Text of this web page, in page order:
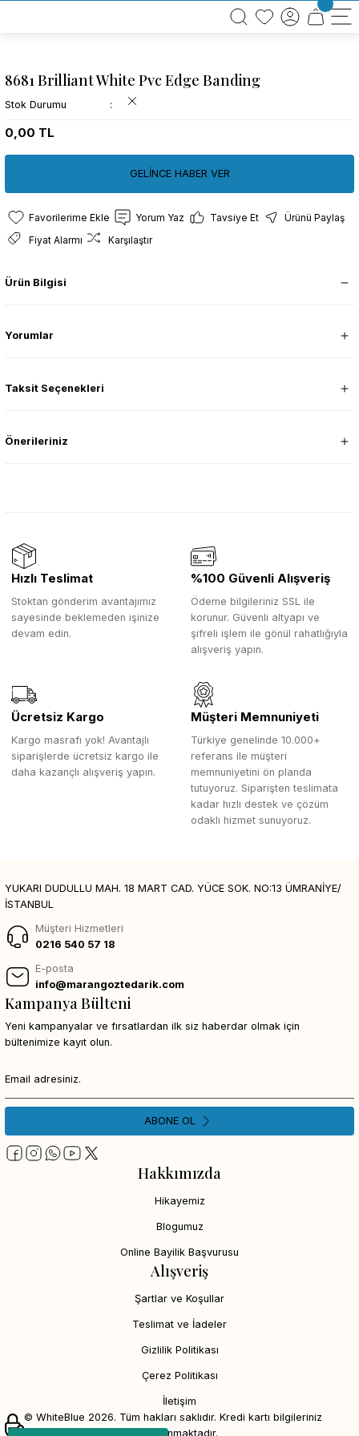
BÜTÜN ALIŞVERİŞLERİNİZDE KARGO BEDAVA!
TÜRKİYE GENELİNDE 10.000 MÜŞTERİ REFERANSI
8681 Brilliant White Pvc Edge Banding
Stok Durumu
0,00 TL
GELİNCE HABER VER
Yorum Yaz Tavsiye Et
Ürünü Paylaş
Fiyat Alarmı
Karşılaştır
Ürün Bilgisi
Yorumlar
Taksit Seçenekleri
Önerileriniz
Hızlı Teslimat
Stoktan gönderim avantajımız
sayesinde beklemeden işinize
devam edin.
%100 Güvenli Alışveriş
Ödeme bilgileriniz SSL ile
korunur. Güvenli altyapı ve
şifreli işlem ile gönül rahatlığıyla
alışveriş yapın.
Ücretsiz Kargo
Kargo masrafı yok! Avantajlı
siparişlerde ücretsiz kargo ile
daha kazançlı alışveriş yapın.
Müşteri Memnuniyeti
Türkiye genelinde 10.000+
referans ile müşteri
memnuniyetini ön planda
tutuyoruz. Siparişten teslimata
kadar hızlı destek ve çözüm
odaklı hizmet sunuyoruz.
YUKARI DUDULLU MAH. 18 MART CAD. YÜCE SOK. NO:13 ÜMRANİYE/
İSTANBUL
Müşteri Hizmetleri
0216 540 57 18
E-posta
info@marangoztedarik.com
Hakkımızda
Hikayemiz
Blogumuz
Online Bayilik Başvurusu
Alışveriş
Şartlar ve Koşullar
Teslimat ve İadeler
Gizlilik Politikası
Çerez Politikası
İletişim
Kampanya Bülteni
Yeni kampanyalar ve fırsatlardan ilk siz haberdar olmak için
bültenimize kayıt olun.
ABONE OL
© WhiteBlue 2026. Tüm hakları saklıdır. Kredi kartı bilgileriniz
256bit SSL sertifikası ile korunmaktadır.